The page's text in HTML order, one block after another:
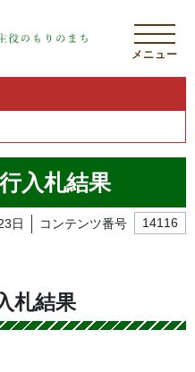
メニュー
入札結果
日 コンテンツ番号 14116
札結果